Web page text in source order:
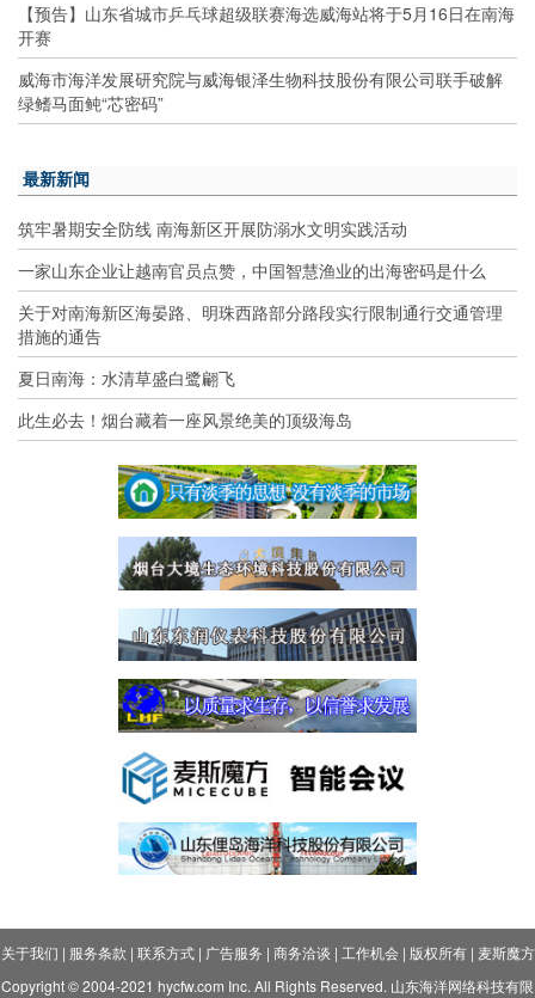
【预告】山东省城市乒乓球超级联赛海选威海站将于5月16日在南海
开赛
威海市海洋发展研究院与威海银泽生物科技股份有限公司联手破解
绿鳍马面鲀“芯密码”
最新新闻
筑牢暑期安全防线 南海新区开展防溺水文明实践活动
一家山东企业让越南官员点赞，中国智慧渔业的出海密码是什么
关于对南海新区海晏路、明珠西路部分路段实行限制通行交通管理
措施的通告
夏日南海：水清草盛白鹭翩飞
此生必去！烟台藏着一座风景绝美的顶级海岛
关于我们 | 服务条款 | 联系方式| 广告服务 | 商务洽谈 | 工作机会| 版权所有| 麦斯魔方
Copyright © 2004-2021 hycfw.com Inc. All Rights Reserved. 山东海洋网络科技有限